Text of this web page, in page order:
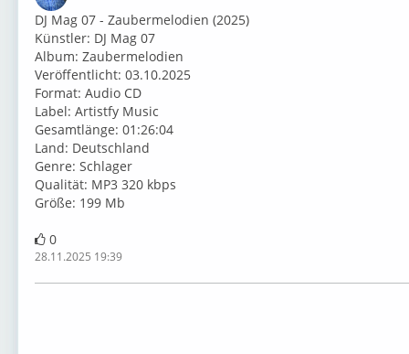
DJ Mag 07 - Zaubermelodien (2025)
Künstler: DJ Mag 07
Album:⁣ Zaubermelodien
⁣⁣Veröffentlicht: 03.10.2025
Format: Audio CD
Label: Artistfy Music
Gesamtlänge:⁣⁣ 01:26:04
⁣Land: Deutschland
⁣Genre: Schlager
Qualität: MP3 320 kbps
Größe: ⁣199 Mb
0
28.11.2025 19:39